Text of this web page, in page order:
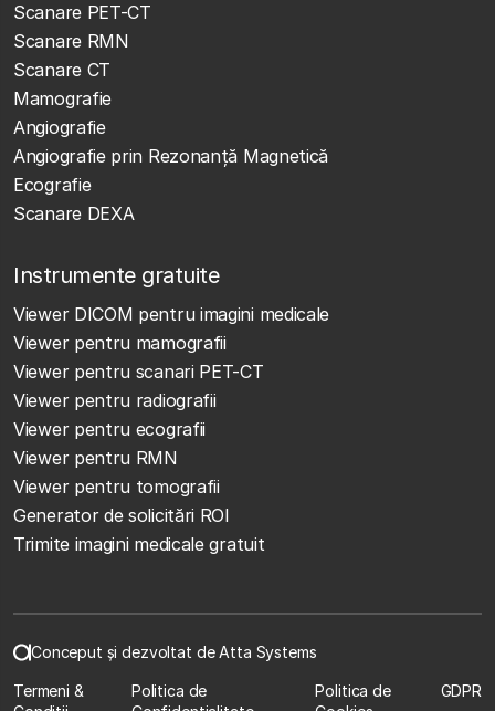
Scanare PET-CT
Scanare RMN
Scanare CT
Mamografie
Angiografie
Angiografie prin Rezonanță Magnetică
Ecografie
Scanare DEXA
Instrumente gratuite
Viewer DICOM pentru imagini medicale
Viewer pentru mamografii
Viewer pentru scanari PET-CT
Viewer pentru radiografii
Viewer pentru ecografii
Viewer pentru RMN
Viewer pentru tomografii
Generator de solicitări ROI
Trimite imagini medicale gratuit
Conceput și dezvoltat de Atta Systems
Termeni &
Politica de
Politica de
GDPR